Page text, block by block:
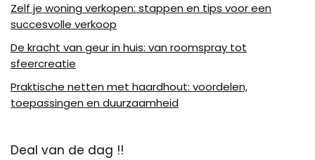
Zelf je woning verkopen: stappen en tips voor een
succesvolle verkoop
De kracht van geur in huis: van roomspray tot
sfeercreatie
Praktische netten met haardhout: voordelen,
toepassingen en duurzaamheid
Deal van de dag !!